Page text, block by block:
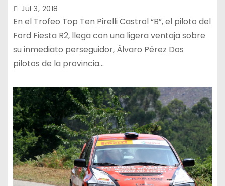
Jul 3, 2018
En el Trofeo Top Ten Pirelli Castrol “B”, el piloto del
Ford Fiesta R2, llega con una ligera ventaja sobre
su inmediato perseguidor, Álvaro Pérez Dos
pilotos de la provincia…